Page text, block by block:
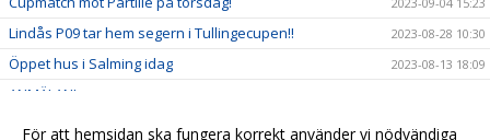
Lindås P09 tar hem segern i Tullingecupen!! 2023-08-28 10:30
Öppet hus i Salming idag 2023-08-13 18:09
ANMÄLAN!
Missa inte sommarinnebandyn nästa vecka! 2023-08-01 14:36
För att hemsidan ska fungera korrekt använder vi nödvändiga